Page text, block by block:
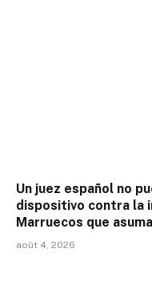
Un juez español no
dispositivo contra la
Marruecos que
août 4, 2026